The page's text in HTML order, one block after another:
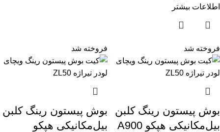
اطلاعات بیشتر
فروخته شد
بوش پیستون رینگ کلبن
بیل‌مکانیکی هپکو A900
فروخته شد
بوش پیستون رینگ کلبن
بیل‌مکانیکی هپکو